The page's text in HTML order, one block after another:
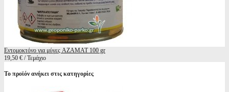
Εντομοκτόνο για μύγες AZAMAT 100 gr
19,50 € / Τεμάχιο
Το προϊόν ανήκει στις κατηγορίες